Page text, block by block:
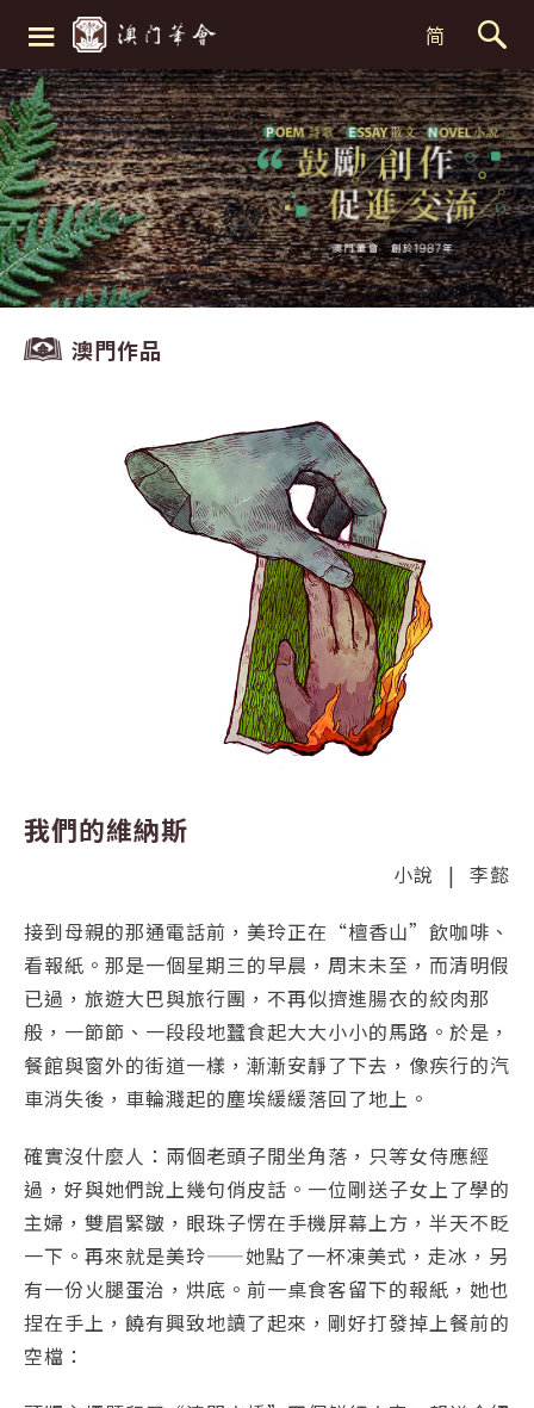
≡ 简
澳門作品
我們的維納斯
小說 | 李懿
接到母親的那通電話前，美玲正在“檀香山”飲咖啡、
看報紙。那是一個星期三的早晨，周末未至，而清明假
已過，旅遊大巴與旅行團，不再似擠進腸衣的絞肉那
般，一節節、一段段地蠶食起大大小小的馬路。於是，
餐館與窗外的街道一樣，漸漸安靜了下去，像疾行的汽
車消失後，車輪濺起的塵埃緩緩落回了地上。
確實沒什麼人：兩個老頭子閒坐角落，只等女侍應經
過，好與她們說上幾句俏皮話。一位剛送子女上了學的
主婦，雙眉緊皺，眼珠子愣在手機屏幕上方，半天不眨
一下。再來就是美玲——她點了一杯凍美式，走冰，另
有一份火腿蛋治，烘底。前一桌食客留下的報紙，她也
捏在手上，饒有興致地讀了起來，剛好打發掉上餐前的
空檔：